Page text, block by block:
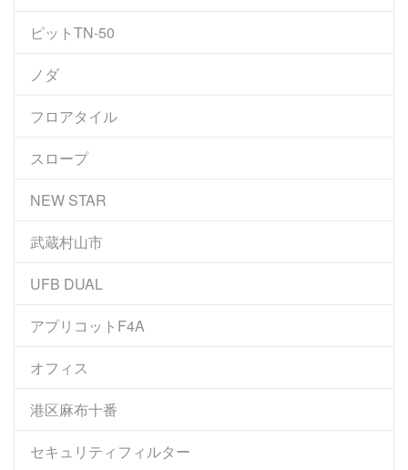
ピットTN-50
ノダ
フロアタイル
スロープ
NEW STAR
武蔵村山市
UFB DUAL
アプリコットF4A
オフィス
港区麻布十番
セキュリティフィルター